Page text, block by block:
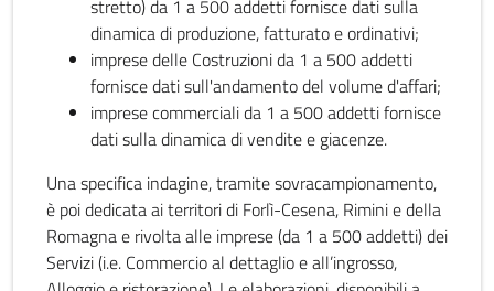
stretto) da 1 a 500 addetti fornisce dati sulla
dinamica di produzione, fatturato e ordinativi;
imprese delle Costruzioni da 1 a 500 addetti
fornisce dati sull'andamento del volume d'affari;
imprese commerciali da 1 a 500 addetti fornisce
dati sulla dinamica di vendite e giacenze.
Una specifica indagine, tramite sovracampionamento,
è poi dedicata ai territori di Forlì-Cesena, Rimini e della
Romagna e rivolta alle imprese (da 1 a 500 addetti) dei
Servizi (i.e. Commercio al dettaglio e all’ingrosso,